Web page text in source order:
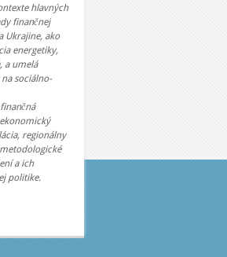
hlavných
finančnej
Ukrajine, ako
energetiky,
a umelá
sociálno-
regionálny
a ich
politike.